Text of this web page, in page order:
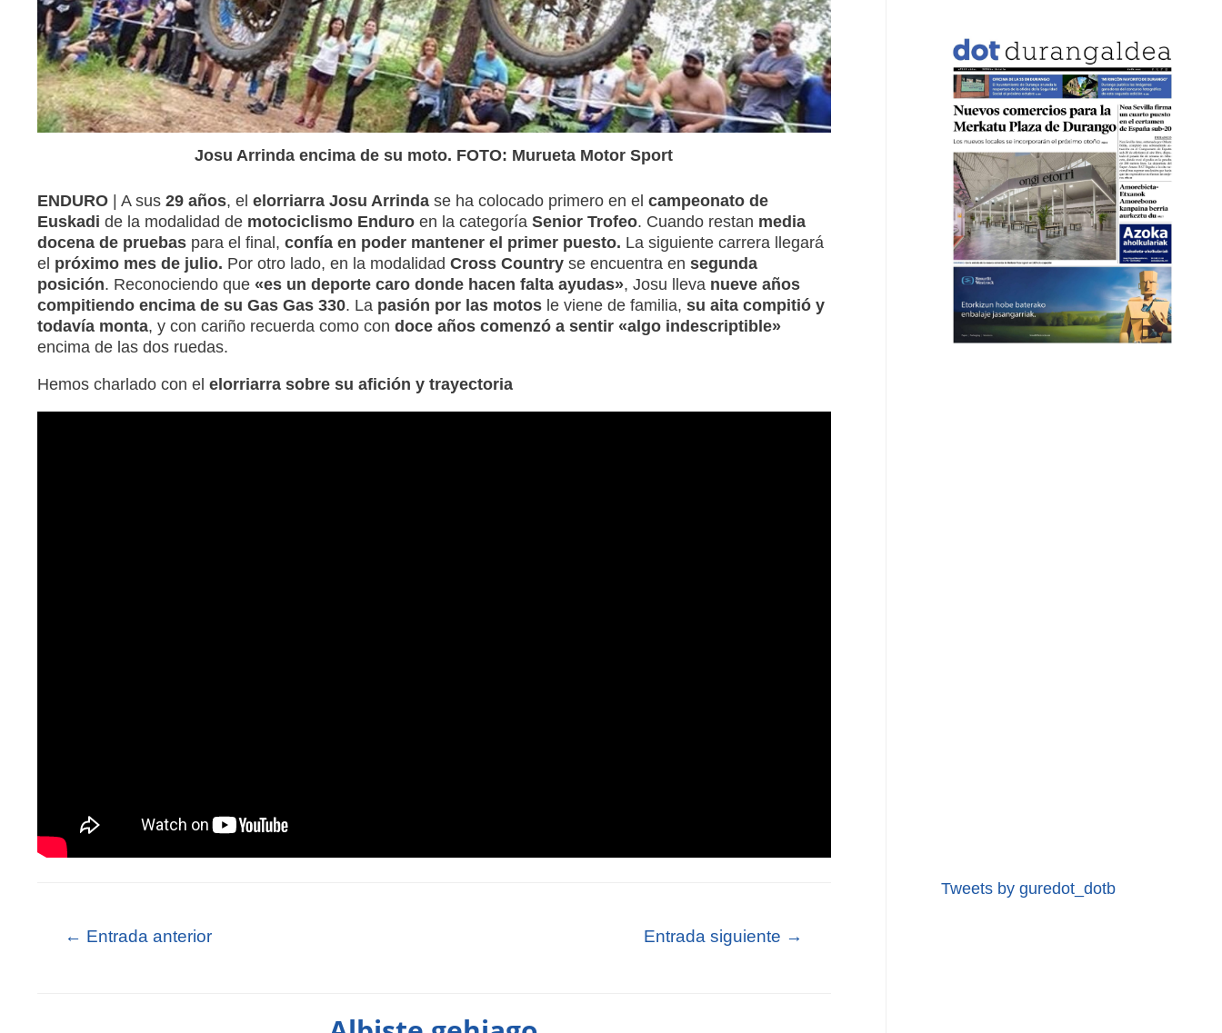
Josu Arrinda encima de su moto. FOTO: Murueta Motor Sport
ENDURO| A sus29 años, el elorriarra Josu Arrindase ha colocado primero en el campeonato de
Euskadi de la modalidad de motociclismo Enduroen la categoría Senior Trofeo. Cuando restan media
docena de pruebaspara el final, confía en poder mantener el primer puesto. La siguiente carrera llegará
el próximo mes de julio. Por otro lado, en la modalidad Cross Countryse encuentra en segunda
posición. Reconociendo que «es un deporte caro donde hacen falta ayudas», Josu lleva nueve años
compitiendo encima de su Gas Gas 330. La pasión por las motosle viene de familia, su aita compitió y
todavía monta, y con cariño recuerda como con doce años comenzó a sentir «algo indescriptible»
encima de las dos ruedas.
Hemos charlado con el elorriarra sobre su afición y trayectoria
← Entrada anterior Entrada siguiente →
Tweets by guredot_dotb